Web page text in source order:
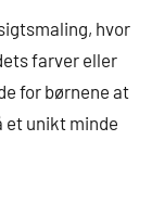
hvor
farver eller
for børnene at
et unikt minde